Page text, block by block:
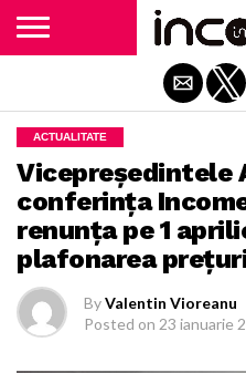
ACTUALITATE
Vicepreședintele
conferința
renunța pe 1
plafonarea
ByValentin Vioreanu
Posted on 23 ianuarie
Exit